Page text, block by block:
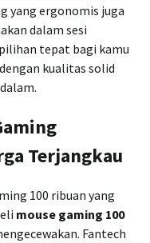
yang ergonomis juga
dalam sesi
tepat bagi kamu
kualitas solid
Terjangkau
100 ribuan yang
mouse gaming 100
Fantech